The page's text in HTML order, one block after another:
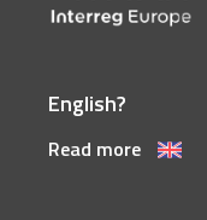
English?
Read more